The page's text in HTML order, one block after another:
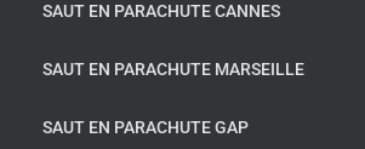
SAUT EN PARACHUTE CANNES
SAUT EN PARACHUTE MARSEILLE
SAUT EN PARACHUTE GAP